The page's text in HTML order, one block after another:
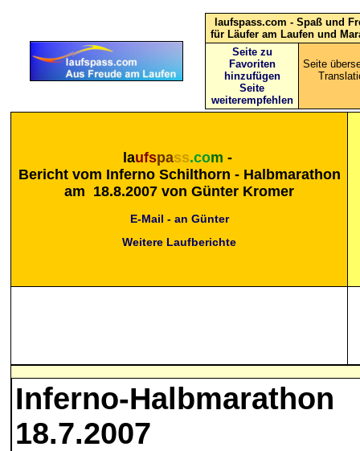
laufspass.com - Spaß und
für Läufer am Laufen und
Seite zu
Favoriten
hinzufügen
Seite
weiterempfehlen
Seite
laufspass.com -
Bericht vom Inferno Schilthorn - Halbmarathon
am 18.8.2007 von Günter Kromer
E-Mail - an Günter
Weitere Laufberichte
Inferno-
18.7.2007